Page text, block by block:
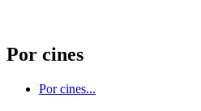
Por cines
Por cines...